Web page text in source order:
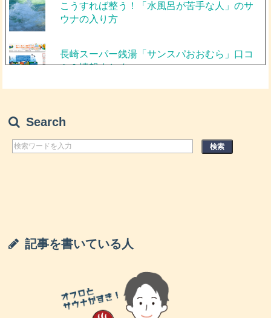
こうすれば整う！「水風呂が苦手な人」のサ
ウナの入り方
長崎スーパー銭湯「サンスパおおむら」口コ
ミ＆情報まとめ
果的な２つの理由
香川スーパー銭湯「天然温泉きらら」口コミ
Search
記事を書いている人